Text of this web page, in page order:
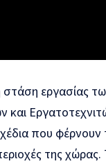
εργασίας
που
της